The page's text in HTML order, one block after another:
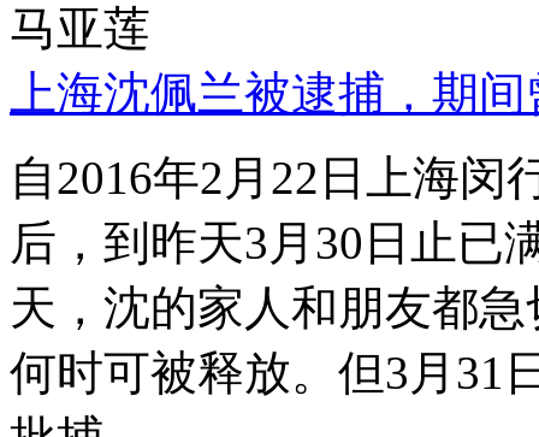
马亚莲
上海沈佩兰被逮捕，期
自2016年2月22日上海
后，到昨天3月30日止已
天，沈的家人和朋友都
何时可被释放。但3月31